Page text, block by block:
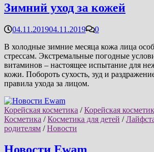
Зимний уход за кожей
04.11.201904.11.2019
0
В холодные зимние месяца кожа лица
стрессам. Экстремальные погодные
витаминов – настоящее испытание для
кожи. Побороть сухость, зуд и
правила ухода за лицом.
Корейская косметика /Корейская
Косметика /Косметика для детей /
родителям /Новости